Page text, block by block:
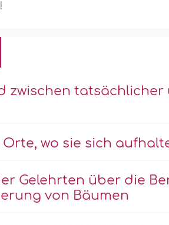
zwischen
wo sie sich
Gelehrten über die
von Bäumen